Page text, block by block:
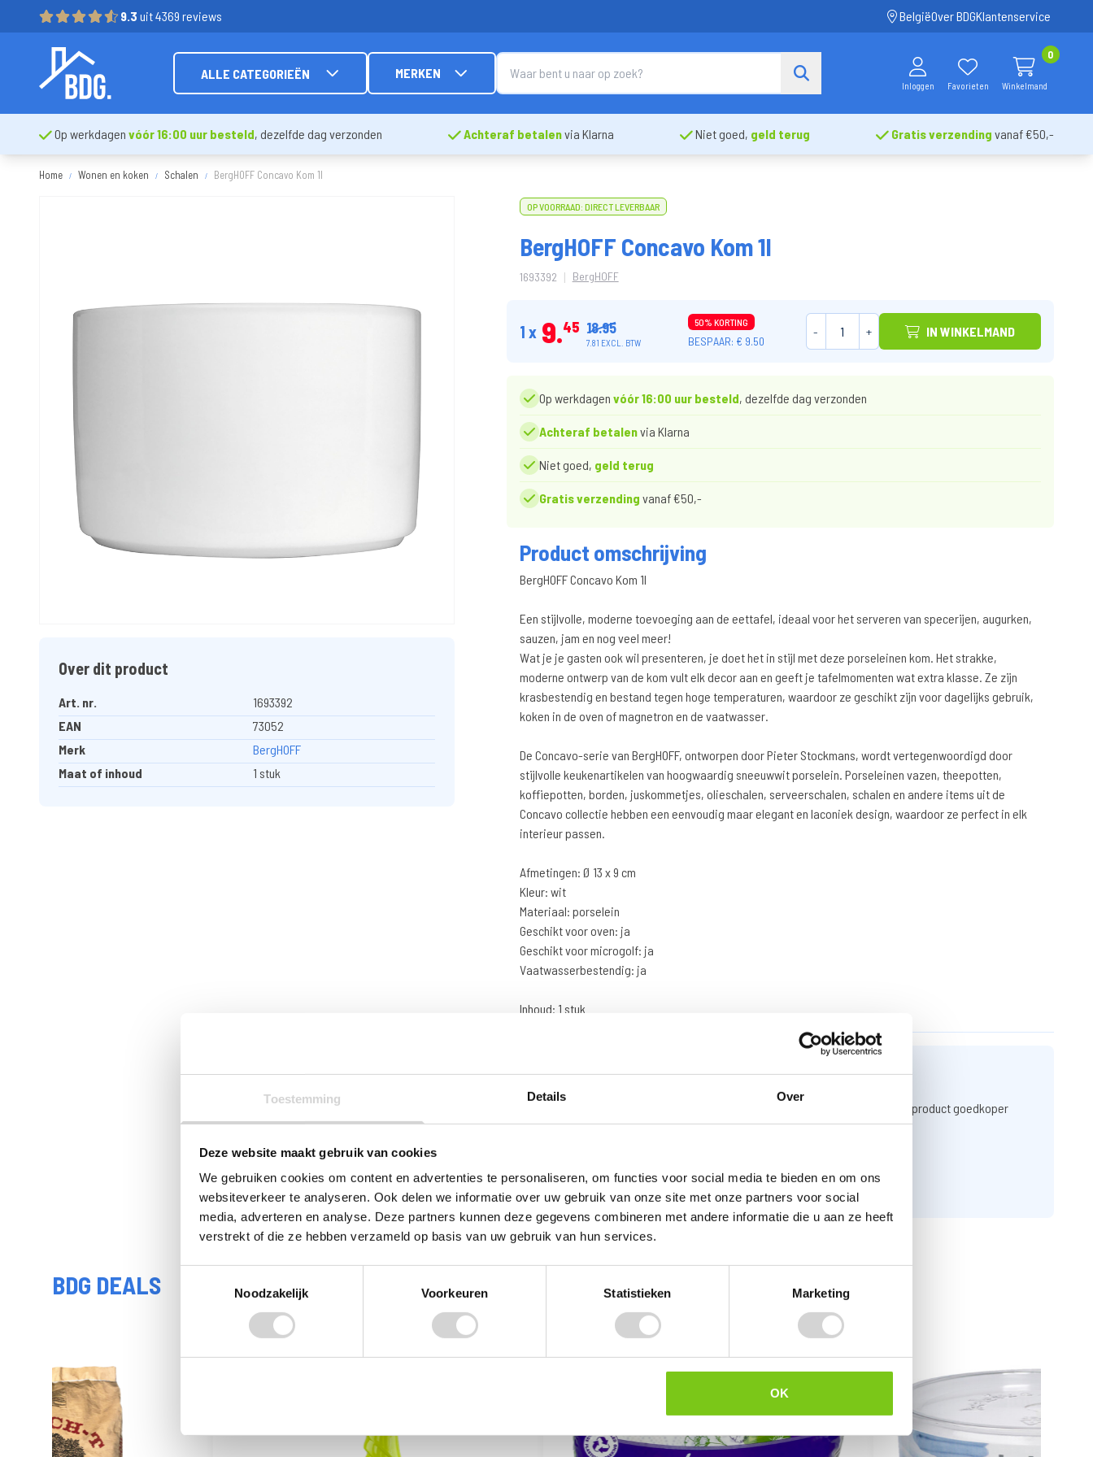
Toestemming Details Over
Deze website maakt gebruik van cookies
We gebruiken cookies om content en advertenties te personaliseren, om functies voor social media te bieden en om ons
websiteverkeer te analyseren. Ook delen we informatie over uw gebruik van onze site met onze partners voor social
media, adverteren en analyse. Deze partners kunnen deze gegevens combineren met andere informatie die u aan ze heeft
verstrekt of die ze hebben verzameld op basis van uw gebruik van hun services.
Noodzakelijk
Voorkeuren Statistieken Marketing
OK
9.3 uit 4369 reviews BelgiëOver BDGKlantenservice
ALLE CATEGORIEËN MERKEN
Inloggen Favorieten
0
Winkelmand
Op werkdagen vóór 16:00 uur besteld, dezelfde dag verzonden Achteraf betalenvia Klarna Niet goed, geld terug Gratis verzending vanaf €50,-
Home Wonen en koken Schalen BergHOFF Concavo Kom 1l
Over dit product
Art. nr.
1693392
EAN
73052
Merk
BergHOFF
Maat of inhoud
1 stuk
OP VOORRAAD: DIRECT LEVERBAAR
BergHOFF Concavo Kom 1l
1693392 | BergHOFF
1 x 9 45 18.95
7.81 EXCL. BTW
50% KORTING
BESPAAR: € 9.50
- + IN WINKELMAND
Op werkdagen vóór 16:00 uur besteld, dezelfde dag verzonden
Achteraf betalenvia Klarna
Niet goed, geld terug
Gratis verzending vanaf €50,-
Product omschrijving
BergHOFF Concavo Kom 1l
Een stijlvolle, moderne toevoeging aan de eettafel, ideaal voor het serveren van specerijen, augurken,
sauzen, jam en nog veel meer!
Wat je je gasten ook wil presenteren, je doet het in stijl met deze porseleinen kom. Het strakke,
moderne ontwerp van de kom vult elk decor aan en geeft je tafelmomenten wat extra klasse. Ze zijn
krasbestendig en bestand tegen hoge temperaturen, waardoor ze geschikt zijn voor dagelijks gebruik,
koken in de oven of magnetron en de vaatwasser.
De Concavo-serie van BergHOFF, ontworpen door Pieter Stockmans, wordt vertegenwoordigd door
stijlvolle keukenartikelen van hoogwaardig sneeuwwit porselein. Porseleinen vazen, theepotten,
koffiepotten, borden, juskommetjes, olieschalen, serveerschalen, schalen en andere items uit de
Concavo collectie hebben een eenvoudig maar elegant en laconiek design, waardoor ze perfect in elk
interieur passen.
Afmetingen: Ø 13 x 9 cm
Kleur: wit
Materiaal: porselein
Geschikt voor oven: ja
Geschikt voor microgolf: ja
Vaatwasserbestendig: ja
Inhoud: 1 stuk
Ergens anders goedkoper gezien?
Vul het formulier in met uw gegevens en een link naar de website waar u het product goedkoper
heeft gezien.
GOEDKOPER GEZIEN
BDG DEALS